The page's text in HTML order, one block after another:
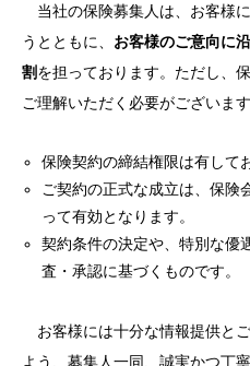
当社の保険募集人は、お客様
うとともに、 お客様のご意向に
割を担っております。ただし、
ご理解いただく必要がございます
保険契約の締結権限は有して
ご契約の正式な成立は、保険
って有効となります。
契約条件の決定や、特別な優
査・承認に基づくものです。
お客様には十分な情報提供と
よう、募集人一同、誠実かつ丁